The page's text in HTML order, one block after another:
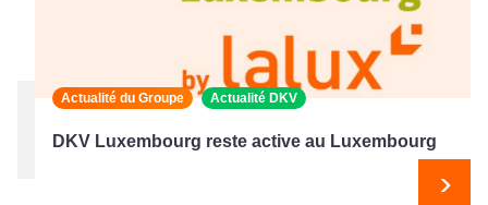
Actualité du Groupe Actualité DKV
DKV Luxembourg reste active au Luxembourg